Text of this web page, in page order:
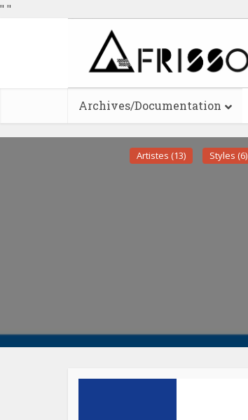
" "
Archives/Documentation
Artistes (13) Styles (6)